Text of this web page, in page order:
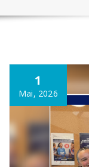
1
Mai, 2026